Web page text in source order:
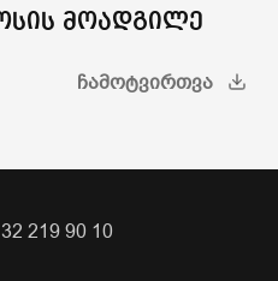
მოადგილე
ᲩᲐᲛᲝᲢᲕᲘᲠᲗᲕᲐ
219 90 10